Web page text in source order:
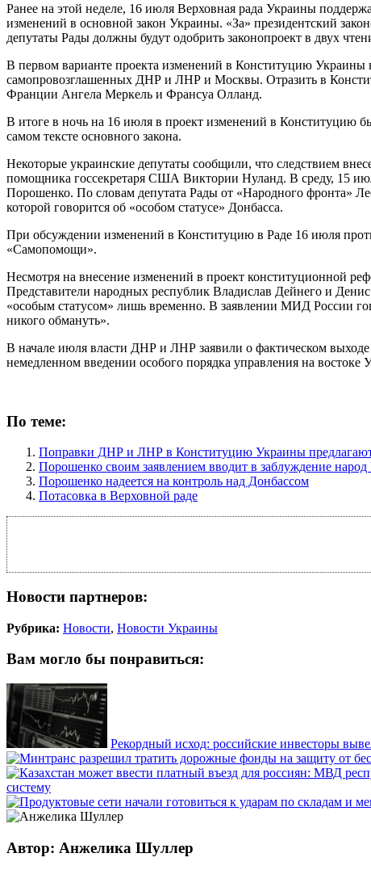
Ранее на этой неделе, 16 июля Верховная рада Украины
изменений в основной закон Украины. «За» президентский
депутаты Рады должны будут одобрить законопроект в двух
В первом варианте проекта изменений в Конституцию Украины
самопровозглашенных ДНР и ЛНР и Москвы. Отразить в
Франции Ангела Меркель и Франсуа Олланд.
В итоге в ночь на 16 июля в проект изменений в Конституцию
самом тексте основного закона.
Некоторые украинские депутаты сообщили, что следствием
помощника госсекретаря США Виктории Нуланд. В среду, 15
Порошенко. По словам депутата Рады от «Народного фронта»
которой говорится об «особом статусе» Донбасса.
При обсуждении изменений в Конституцию в Раде 16 июля
«Самопомощи».
Несмотря на внесение изменений в проект конституционной
Представители народных республик Владислав Дейнего и
«особым статусом» лишь временно. В заявлении МИД России
никого обмануть».
В начале июля власти ДНР и ЛНР заявили о фактическом
немедленном введении особого порядка управления на
По теме:
Поправки ДНР и ЛНР в Конституцию Украины предлагают
Порошенко своим заявлением вводит в заблуждение
Порошенко надеется на контроль над Донбассом
Потасовка в Верховной раде
Новости партнеров:
Рубрика: Новости, Новости Украины
Вам могло бы понравиться:
Рекордный исход: российские инвесторы
систему
Автор: Анжелика Шуллер